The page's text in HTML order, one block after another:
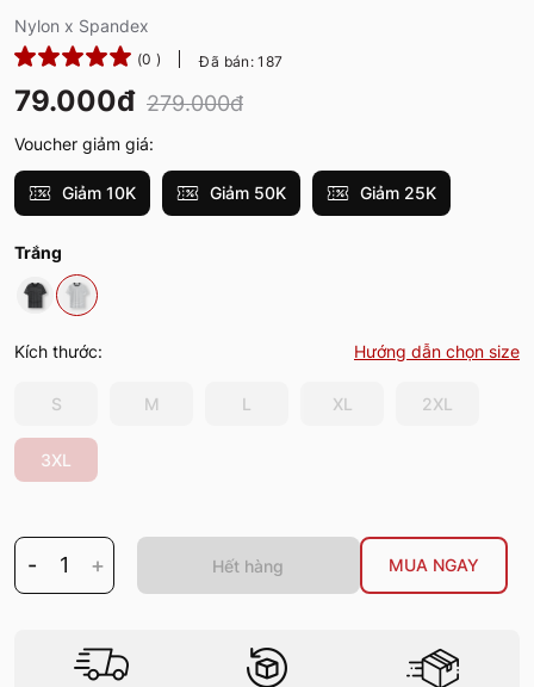
Nylon x Spandex
(0 ) Đã bán: 187
79.000đ 279.000đ
Voucher giảm giá:
Giảm 10K Giảm 50K Giảm 25K
Trắng
Kích thước: Hướng dẫn chọn size
S M L XL 2XL
3XL
- 1 + Hết hàng MUA NGAY